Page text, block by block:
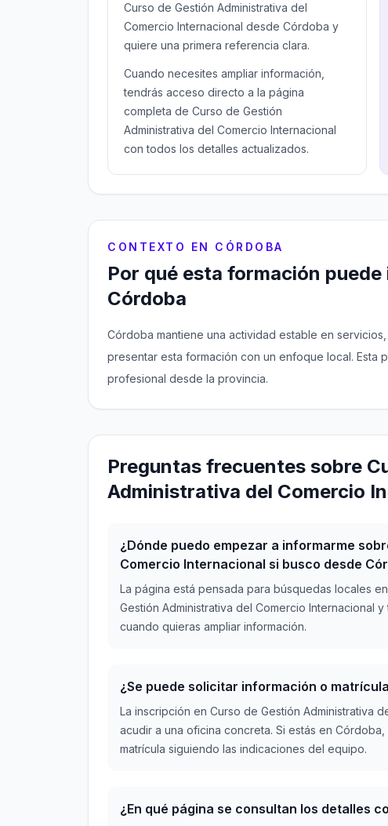
Curso de Gestión Administrativa del
Comercio Internacional desde Córdoba y
quiere una primera referencia clara.
Cuando necesites ampliar información,
tendrás acceso directo a la página
completa de Curso de Gestión
Administrativa del Comercio Internacional
con todos los detalles actualizados.
CONTEXTO EN CÓRDOBA
Por qué esta formación
Córdoba
Córdoba mantiene una actividad estable en
presentar esta formación con un enfoque local. Esta
profesional desde la provincia.
Preguntas frecuentes sobre
Administrativa del Comercio
¿Dónde puedo empezar a informarme
Comercio Internacional si busco desde
La página está pensada para búsquedas locales
Gestión Administrativa del Comercio Internacional
cuando quieras ampliar información.
¿Se puede solicitar información o
La inscripción en Curso de Gestión Administrativa
acudir a una oficina concreta. Si estás en
matrícula siguiendo las indicaciones del equipo.
¿En qué página se consultan los detalles